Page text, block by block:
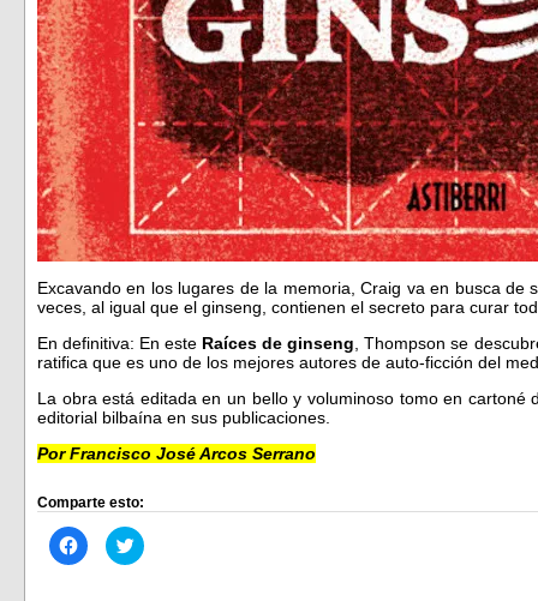
Excavando en los lugares de la memoria, Craig va en busca de
veces, al igual que el ginseng, contienen el secreto para curar
En definitiva: En este Raíces de ginseng , Thompson se
ratifica que es uno de los mejores autores de auto-ficción del
La obra está editada en un bello y voluminoso tomo en cartoné
editorial bilbaína en sus publicaciones.
Por Francisco José Arcos Serrano
Comparte esto:
Haz
clic
Haz
clic